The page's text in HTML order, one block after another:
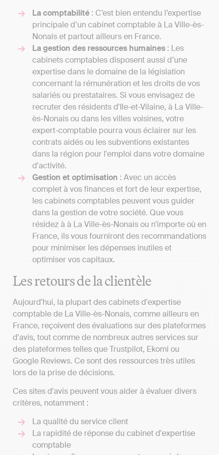
La comptabilité : C’est bien entendu l’expertise
principale d’un cabinet comptable à La Ville-ès-
Nonais et partout ailleurs en France.
La gestion des ressources humaines : Les
cabinets comptables disposent aussi d’une
expertise dans le domaine de la législation
concernant la rémunération et les droits de vos
salariés ou prestataires. Si vous envisagez de
recruter des résidents d'Ile-et-Vilaine, à La Ville-
ès-Nonais ou dans les villes voisines, votre
expert-comptable pourra vous éclairer sur les
contrats aidés ou les subventions existantes
dans la région pour l'emploi dans votre domaine
d'activité.
Gestion et optimisation : Avec un accès
complet à vos finances et fort de leur expertise,
les cabinets comptables peuvent vous guider
dans la gestion de votre société. Que vous
résidez à à La Ville-ès-Nonais ou n'importe où en
France, ils vous fourniront des recommandations
pour minimiser les dépenses inutiles et
optimiser vos capitaux.
Les retours de la clientèle
Aujourd'hui, la plupart des cabinets d'expertise
comptable de La Ville-ès-Nonais, comme ailleurs en
France, reçoivent des évaluations sur des plateformes
d'avis, tout comme de nombreux autres services sur
des plateformes telles que Trustpilot, Ekomi ou
Google Reviews. Ce sont des ressources très utiles
lors de la prise de décisions.
Ces sites d'avis peuvent vous aider à évaluer divers
critères, notamment :
La qualité du service client
La rapidité de réponse du cabinet d'expertise
comptable